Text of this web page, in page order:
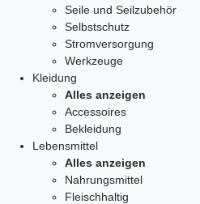
Seile und Seilzubehör
Selbstschutz
Stromversorgung
Werkzeuge
Kleidung
Alles anzeigen
Accessoires
Bekleidung
Lebensmittel
Alles anzeigen
Nahrungsmittel
Fleischhaltig